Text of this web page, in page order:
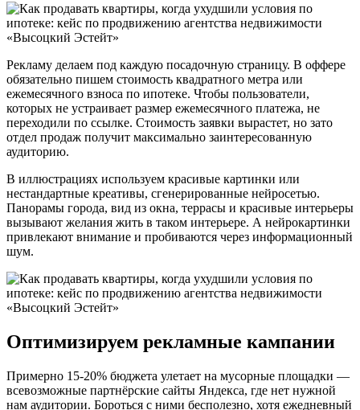
Рекламу делаем под каждую посадочную страницу. В оффере
обязательно пишем стоимость квадратного метра или
ежемесячного взноса по ипотеке. Чтобы пользователи,
которых не устраивает размер ежемесячного платежа, не
переходили по ссылке. Стоимость заявки вырастет, но зато
отдел продаж получит максимально заинтересованную
аудиторию.
В иллюстрациях используем красивые картинки или
нестандартные креативы, сгенерированные нейросетью.
Панорамы города, вид из окна, террасы и красивые интерьеры
вызывают желания жить в таком интерьере. А нейрокартинки
привлекают внимание и пробиваются через информационный
шум.
Оптимизируем рекламные кампании
Примерно 15-20% бюджета улетает на мусорные площадки —
всевозможные партнёрские сайты Яндекса, где нет нужной
нам аудитории. Бороться с ними бесполезно, хотя ежедневный